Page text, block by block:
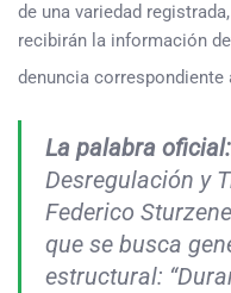
de una variedad
recibirán la información
denuncia correspondiente
La palabra oficial:
Desregulación y
Federico
que se busca
estructural: